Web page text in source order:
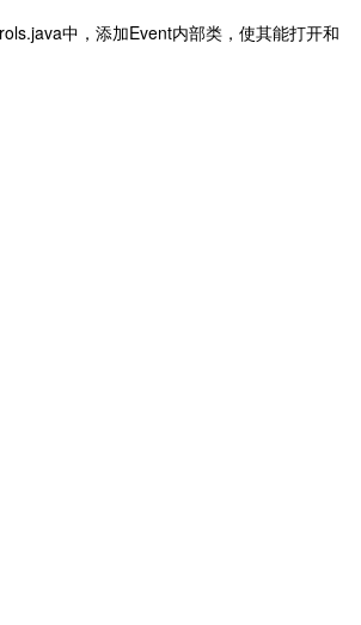
中，添加Event内部类，使其能打开和